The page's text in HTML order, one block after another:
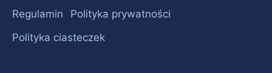
Regulamin
Polityka prywatności
Polityka ciasteczek